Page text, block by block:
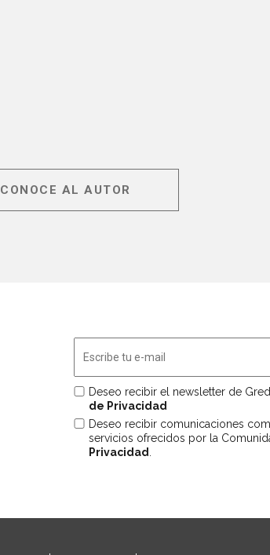
CONOCE AL AUTOR
Deseo recibir el newsletter de
de Privacidad
Deseo recibir comunicaciones
servicios ofrecidos por la
Privacidad